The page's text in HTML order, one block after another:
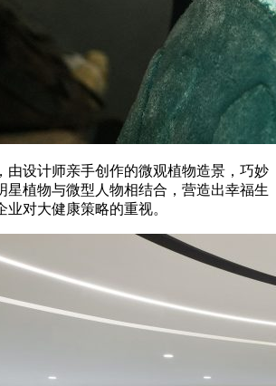
由设计师亲手创作的微观植物造景，巧妙
星植物与微型人物相结合，营造出幸福生
对大健康策略的重视。